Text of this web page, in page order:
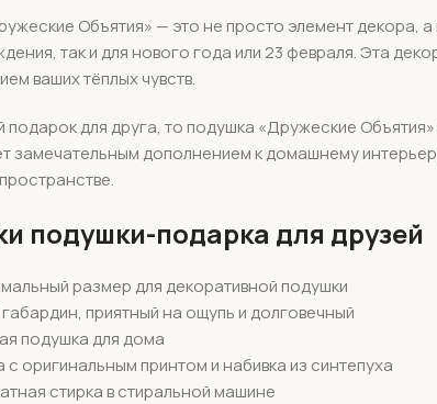
Объятия» — это не просто элемент декора,
так и для нового года или 23 февраля. Эта
ваших тёплых чувств.
подарок для друга, то подушка «Дружеские
замечательным дополнением к домашнему
подушки-подарка для друзей
размер для декоративной подушки
приятный на ощупь и долговечный
подушка для дома
оригинальным принтом и набивка из синтепуха
стирка в стиральной машине